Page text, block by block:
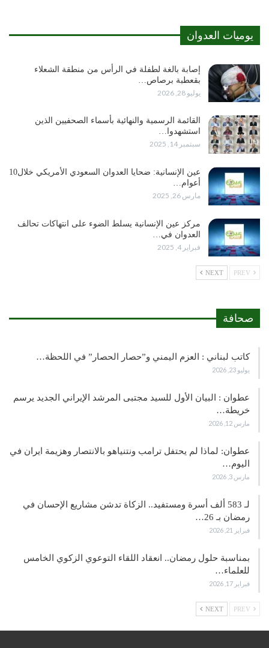
يوميات العدوان
إصابة بالغة لطفلة في الرأس من منطقة الشعلاء
بقعطبة برصاص…
يوليو 28, 2026
القائمة الرسمية والنهائية بأسماء الصحفيين الذين
استشهدوا…
سبتمبر 14, 2025
عين الإنسانية: ضحايا العدوان السعودي الأمريكي خلال10
أعوام…
مارس 26, 2025
مركز عين الإنسانية يسلط الضوء على انتهاكات تحالف
العدوان في…
فبراير 4, 2025
NEXT
صحافة
كاتب لبناني : العزم اليمني و”حصار الحصار” في اللحظة…
يوليو 23, 2026
عطوان : البيان الأول للسيد مجتبى المرشد الإيراني الجديد يرسم
خريطة…
مارس 12, 2026
عطوان: لماذا لم يحتفل ترامب ونتنياهو بالانتصار وهزيمة ايران في
اليوم…
مارس 3, 2026
لـ 583 ألف أسرة ومستفيد.. الزكاة تدشن مشاريع الإحسان في
رمضان بـ 26…
فبراير 21, 2026
بمناسبة حلول رمضان.. انعقاد اللقاء التوعوي الزكوي الخامس
للعلماء…
فبراير 17, 2026
NEXT